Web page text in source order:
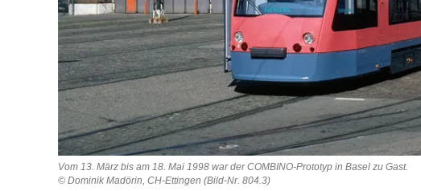
Vom 13. März bis am 18. Mai 1998 war der COMBINO-Prototyp in Basel zu Gast.
© Dominik Madörin, CH-Ettingen (Bild-Nr. 804.3)